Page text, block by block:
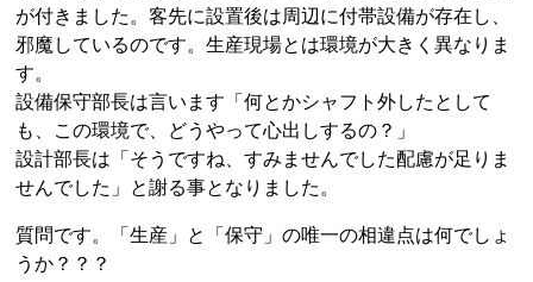
が付きました。客先に設置後は周辺に付帯設備が存在し、
邪魔しているのです。生産現場とは環境が大きく異なりま
す。
設備保守部長は言います「何とかシャフト外したとして
も、この環境で、どうやって心出しするの？」
設計部長は「そうですね、すみませんでした配慮が足りま
せんでした」と謝る事となりました。
質問です。「生産」と「保守」の唯一の相違点は何でしょ
うか？？？